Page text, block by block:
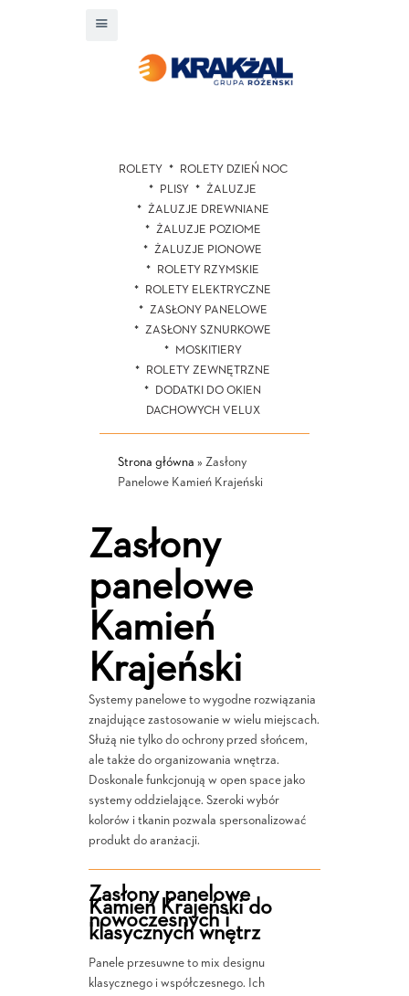
ROLETY
ROLETY DZIEŃ NOC
PLISY
ŻALUZJE
ŻALUZJE DREWNIANE
ŻALUZJE POZIOME
ŻALUZJE PIONOWE
ROLETY RZYMSKIE
ROLETY ELEKTRYCZNE
ZASŁONY PANELOWE
ZASŁONY SZNURKOWE
MOSKITIERY
ROLETY ZEWNĘTRZNE
DODATKI DO OKIEN
DACHOWYCH VELUX
Strona główna » Zasłony
Panelowe Kamień Krajeński
Zasłony
panelowe
Kamień
Krajeński
Systemy panelowe to wygodne rozwiązania
znajdujące zastosowanie w wielu miejscach.
Służą nie tylko do ochrony przed słońcem,
ale także do organizowania wnętrza.
Doskonale funkcjonują w open space jako
systemy oddzielające. Szeroki wybór
kolorów i tkanin pozwala spersonalizować
produkt do aranżacji.
Zasłony panelowe
Kamień Krajeński do
nowoczesnych i
klasycznych wnętrz
Panele przesuwne to mix designu
klasycznego i współczesnego. Ich